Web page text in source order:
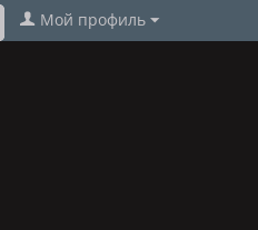
Мой профиль